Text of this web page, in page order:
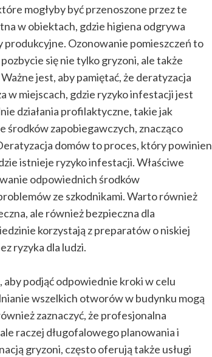
mogłyby być przenoszone przez te
w obiektach, gdzie higiena odgrywa
produkcyjne. Ozonowanie pomieszczeń to
się nie tylko gryzoni, ale także
jest, aby pamiętać, że deratyzacja
w miejscach, gdzie ryzyko infestacji jest
działania profilaktyczne, takie jak
zapobiegawczych, znacząco
domów to proces, który powinien
istnieje ryzyko infestacji. Właściwe
odpowiednich środków
ze szkodnikami. Warto również
ale również bezpieczna dla
korzystają z preparatów o niskiej
ryzyka dla ludzi.
podjąć odpowiednie kroki w celu
wszelkich otworów w budynku mogą
zaznaczyć, że profesjonalna
raczej długofalowego planowania i
gryzoni, często oferują także usługi